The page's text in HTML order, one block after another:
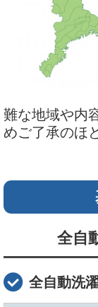
難な地域や内
めご了承のほ
全自
全自動洗